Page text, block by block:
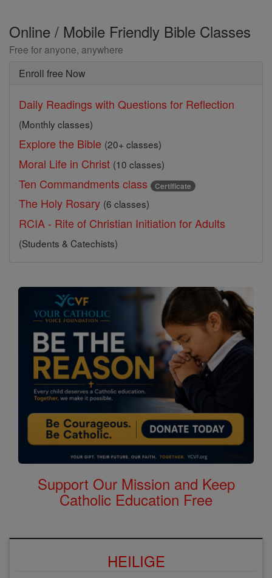
Online / Mobile Friendly Bible Classes
Free for anyone, anywhere
Enroll free Now
Daily Readings with Questions for Reflection
(Monthly classes)
Explore the Bible (20+ classes)
Moral Life in Christ (10 classes)
Ten Commandments class Certificate
The Holy Rosary (6 classes)
RCIA - Rite of Christian Initiation for Adults
(Students & Catechists)
Support Our Mission and Keep
Catholic Education Free
HEILIGE